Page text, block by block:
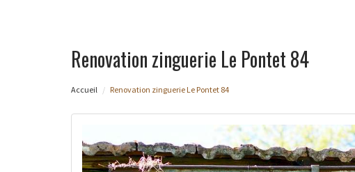
Renovation zinguerie Le Pontet 84
Accueil Renovation zinguerie Le Pontet 84